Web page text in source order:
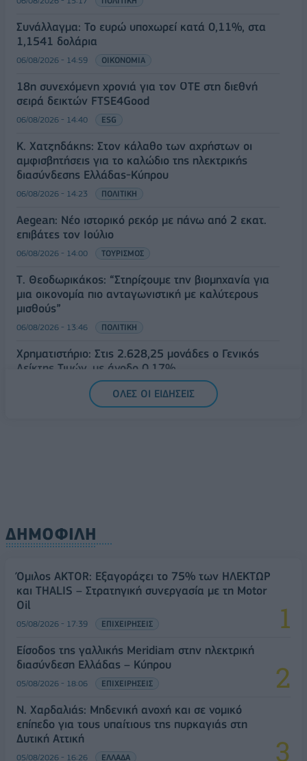
Συνάλλαγμα: Το ευρώ υποχωρεί κατά 0,11%, στα
1,1541 δολάρια
06/08/2026 - 14:59 ΟΙΚΟΝΟΜΙΑ
18η συνεχόμενη χρονιά για τον ΟΤΕ στη διεθνή
σειρά δεικτών FTSE4Good
06/08/2026 - 14:40 ESG
Κ. Χατζηδάκης: Στον κάλαθο των αχρήστων οι
αμφισβητήσεις για το καλώδιο της ηλεκτρικής
διασύνδεσης Ελλάδας-Κύπρου
06/08/2026 - 14:23 ΠΟΛΙΤΙΚΗ
Aegean: Νέο ιστορικό ρεκόρ με πάνω από 2 εκατ.
επιβάτες τον Ιούλιο
06/08/2026 - 14:00 ΤΟΥΡΙΣΜΟΣ
Τ. Θεοδωρικάκος: “Στηρίζουμε την βιομηχανία για
μια οικονομία πιο ανταγωνιστική με καλύτερους
μισθούς”
06/08/2026 - 13:46 ΠΟΛΙΤΙΚΗ
Χρηματιστήριο: Στις 2.628,25 μονάδες ο Γενικός
Δείκτης Τιμών, με άνοδο 0,17%
ΟΛΕΣ ΟΙ ΕΙΔΗΣΕΙΣ
ΔΗΜΟΦΙΛΗ
Όμιλος AKTOR: Εξαγοράζει το 75% των ΗΛΕΚΤΩΡ
και THALIS – Στρατηγική συνεργασία με τη Motor
Oil
05/08/2026 - 17:39 ΕΠΙΧΕΙΡΗΣΕΙΣ
Είσοδος της γαλλικής Meridiam στην ηλεκτρική
διασύνδεση Ελλάδας – Κύπρου
05/08/2026 - 18:06 ΕΠΙΧΕΙΡΗΣΕΙΣ
Ν. Χαρδαλιάς: Μηδενική ανοχή και σε νομικό
επίπεδο για τους υπαίτιους της πυρκαγιάς στη
Δυτική Αττική
05/08/2026 - 16:26 ΕΛΛΑΔΑ